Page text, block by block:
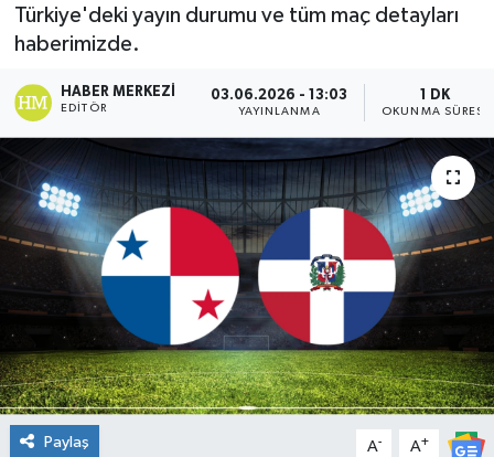
Türkiye'deki yayın durumu ve tüm maç detayları
haberimizde.
HABER MERKEZI
EDITÖR
03.06.2026 - 13:03
YAYINLANMA
1 DK
OKUNMA SÜRESI
Paylaş A- A+
DÜNYA
Dursunbey
Edremit
EĞİTİM
EKONOMİ
Gömeç
Gönen